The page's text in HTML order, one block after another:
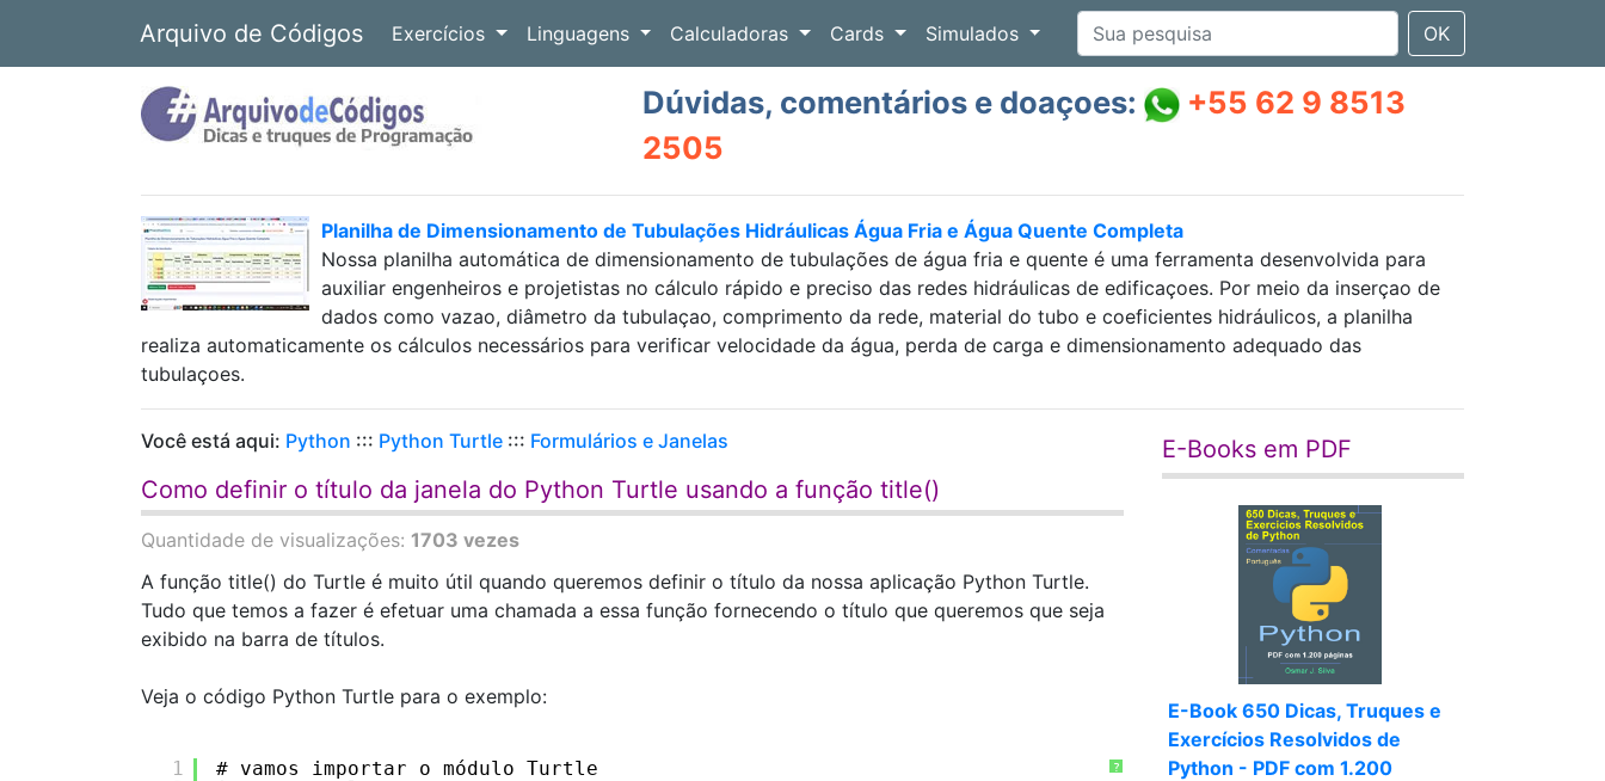
Arquivo de Códigos Exercícios Linguagens Calculadoras Cards Simulados OK
Dúvidas, comentários e doaçoes:
+55 62 9 8513
2505
Planilha de Dimensionamento de Tubulações Hidráulicas Água Fria e Água Quente Completa
Nossa planilha automática de dimensionamento de tubulações de água fria e quente é uma ferramenta desenvolvida para
auxiliar engenheiros e projetistas no cálculo rápido e preciso das redes hidráulicas de edificaçoes. Por meio da inserçao de
dados como vazao, diâmetro da tubulaçao, comprimento da rede, material do tubo e coeficientes hidráulicos, a planilha
realiza automaticamente os cálculos necessários para verificar velocidade da água, perda de carga e dimensionamento adequado das
tubulaçoes.
Você está aqui: Python ::: Python Turtle ::: Formulários e Janelas
Como definir o título da janela do Python Turtle usando a função title()
Quantidade de visualizações: 1703 vezes
A função title() do Turtle é muito útil quando queremos definir o título da nossa aplicação Python Turtle.
Tudo que temos a fazer é efetuar uma chamada a essa função fornecendo o título que queremos que seja
exibido na barra de títulos.
Veja o código Python Turtle para o exemplo:
?
1
# vamos importar o módulo Turtle
E-Books em PDF
E-Book 650 Dicas, Truques e
Exercícios Resolvidos de
Python - PDF com 1.200